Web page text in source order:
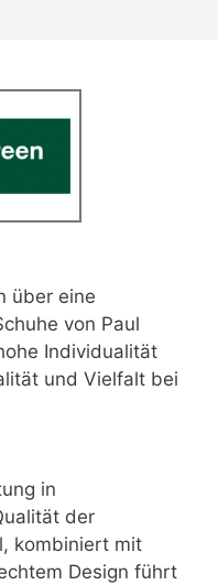
über eine
von Paul
Individualität
und Vielfalt bei
in
der
kombiniert mit
Design führt